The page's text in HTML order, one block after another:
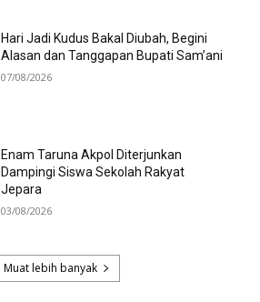
Hari Jadi Kudus Bakal Diubah, Begini
Alasan dan Tanggapan Bupati Sam’ani
07/08/2026
Enam Taruna Akpol Diterjunkan
Dampingi Siswa Sekolah Rakyat
Jepara
03/08/2026
Muat lebih banyak